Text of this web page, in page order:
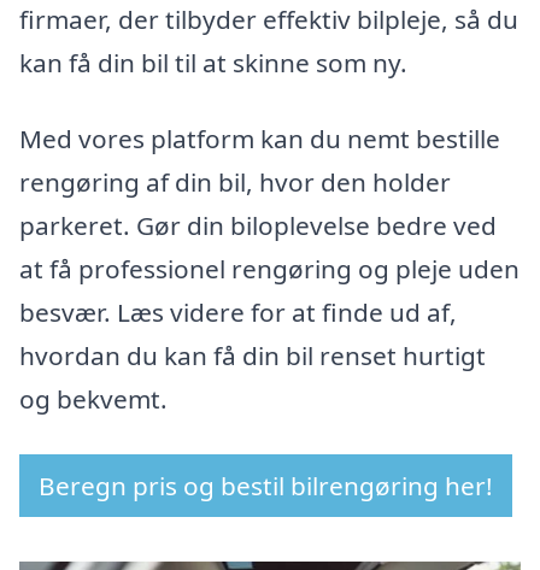
firmaer, der tilbyder effektiv bilpleje, så du
kan få din bil til at skinne som ny.
Med vores platform kan du nemt bestille
rengøring af din bil, hvor den holder
parkeret. Gør din biloplevelse bedre ved
at få professionel rengøring og pleje uden
besvær. Læs videre for at finde ud af,
hvordan du kan få din bil renset hurtigt
og bekvemt.
Beregn pris og bestil bilrengøring her!